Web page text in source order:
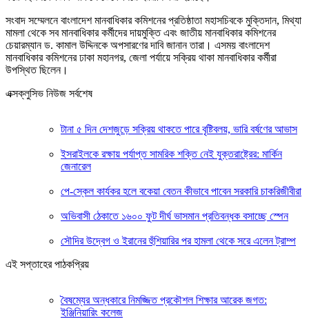
সংবাদ সম্মেলনে বাংলাদেশ মানবাধিকার কমিশনের প্রতিষ্ঠাতা মহাসচিবকে মুক্তিদান, মিথ্যা
মামলা থেকে সব মানবাধিকার কর্মীদের দায়মুক্তি এবং জাতীয় মানবাধিকার কমিশনের
চেয়ারম্যান ড. কামাল উদ্দিনকে অপসারণের দাবি জানান তারা। এসময় বাংলাদেশ
মানবাধিকার কমিশনের ঢাকা মহানগর, জেলা পর্যায়ে সক্রিয় থাকা মানবাধিকার কর্মীরা
উপস্থিত ছিলেন।
এক্সক্লুসিভ নিউজ সর্বশেষ
টানা ৫ দিন দেশজুড়ে সক্রিয় থাকতে পারে বৃষ্টিবলয়, ভারি বর্ষণের আভাস
ইসরাইলকে রক্ষায় পর্যাপ্ত সামরিক শক্তি নেই যুক্তরাষ্ট্রের: মার্কিন
জেনারেল
পে-স্কেল কার্যকর হলে বকেয়া বেতন কীভাবে পাবেন সরকারি চাকরিজীবীরা
অভিবাসী ঠেকাতে ১৬০০ ফুট দীর্ঘ ভাসমান প্রতিবন্ধক বসাচ্ছে স্পেন
সৌদির উদ্বেগ ও ইরানের হুঁশিয়ারির পর হামলা থেকে সরে এলেন ট্রাম্প
এই সপ্তাহের পাঠকপ্রিয়
বৈষম্যের অন্ধকারে নিমজ্জিত প্রকৌশল শিক্ষার আরেক জগত:
ইঞ্জিনিয়ারিং কলেজ